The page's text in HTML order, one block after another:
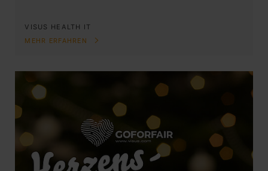
VISUS HEALTH IT
MEHR ERFAHREN